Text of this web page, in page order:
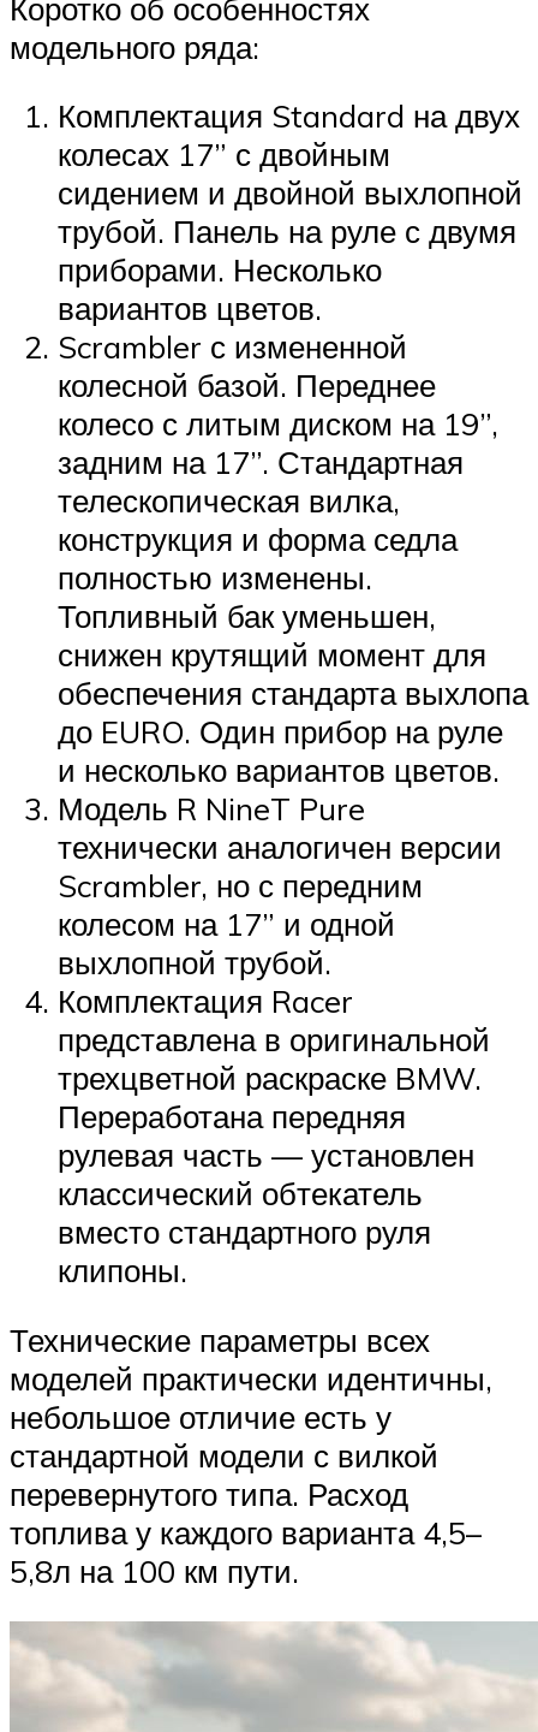
Коротко об особенностях
модельного ряда:
Комплектация Standard на двух
колесах 17” с двойным
сидением и двойной выхлопной
трубой. Панель на руле с двумя
приборами. Несколько
вариантов цветов.
Scrambler с измененной
колесной базой. Переднее
колесо с литым диском на 19”,
задним на 17”. Стандартная
телескопическая вилка,
конструкция и форма седла
полностью изменены.
Топливный бак уменьшен,
снижен крутящий момент для
обеспечения стандарта выхлопа
до EURO. Один прибор на руле
и несколько вариантов цветов.
Модель R NineT Pure
технически аналогичен версии
Scrambler, но с передним
колесом на 17” и одной
выхлопной трубой.
Комплектация Racer
представлена в оригинальной
трехцветной раскраске BMW.
Переработана передняя
рулевая часть — установлен
классический обтекатель
вместо стандартного руля
клипоны.
Технические параметры всех
моделей практически идентичны,
небольшое отличие есть у
стандартной модели с вилкой
перевернутого типа. Расход
топлива у каждого варианта 4,5–
5,8л на 100 км пути.